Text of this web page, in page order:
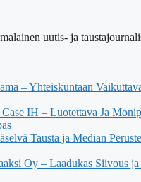
uutis- ja
– Yhteiskuntaan
IH – Luotettava Ja
Tausta ja Median
Oy – Laadukas Siivous ja